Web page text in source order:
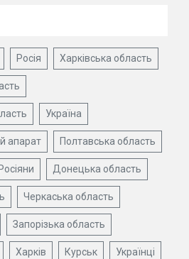
Росія Харківська область
Україна
апарат Полтавська область
Росіяни Донецька область
Черкаська область
Запорізька область
Харків Курськ Українці